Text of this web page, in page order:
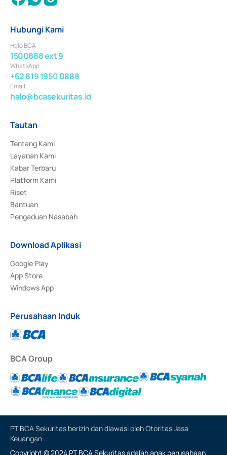
Hubungi Kami
Halo BCA
1500888 ext 9
WhatsApp
+62 819 1950 0888
Email
halo@bcasekuritas.id
Tautan
Tentang Kami
Layanan Kami
Kabar Terbaru
Platform Kami
Riset
Bantuan
Pengaduan Nasabah
Download Aplikasi
Google Play
App Store
Windows App
Perusahaan Induk
BCA Group
PT BCA Sekuritas berizin dan diawasi oleh Otoritas Jasa
Keuangan
Copyright © 2024 PT BCA Sekuritas adalah anak perusahaan